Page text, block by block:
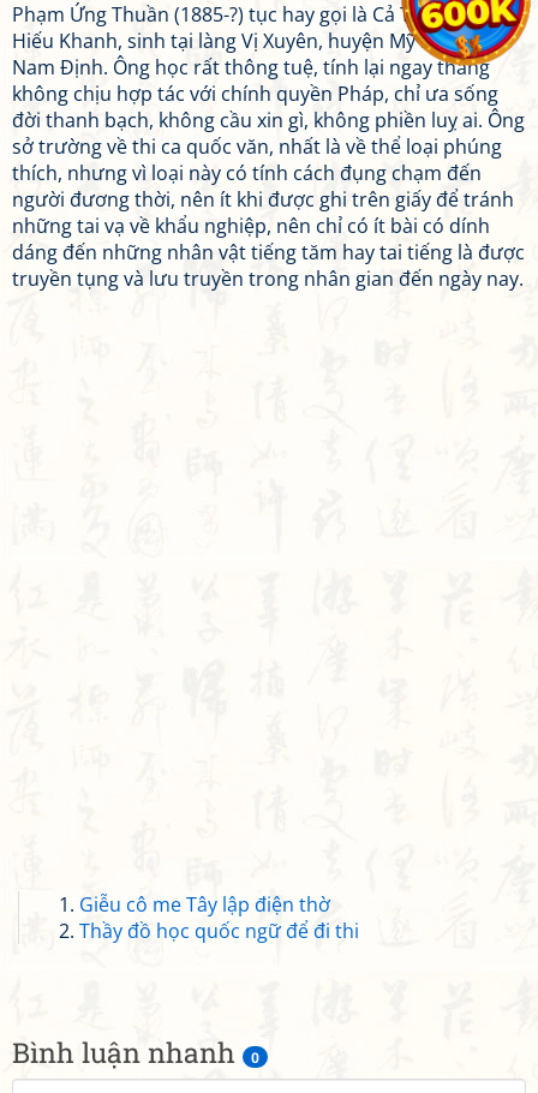
Bình luận nhanh 0
Phạm Ứng Thuần (1885-?) tục hay gọi là Cả Thuần, tự
Hiếu Khanh, sinh tại làng Vị Xuyên, huyện Mỹ Lộc, tỉnh
Nam Định. Ông học rất thông tuệ, tính lại ngay thẳng
không chịu hợp tác với chính quyền Pháp, chỉ ưa sống
đời thanh bạch, không cầu xin gì, không phiền luỵ ai. Ông
sở trường về thi ca quốc văn, nhất là về thể loại phúng
thích, nhưng vì loại này có tính cách đụng chạm đến
người đương thời, nên ít khi được ghi trên giấy để tránh
những tai vạ về khẩu nghiệp, nên chỉ có ít bài có dính
dáng đến những nhân vật tiếng tăm hay tai tiếng là được
truyền tụng và lưu truyền trong nhân gian đến ngày nay.
Giễu cô me Tây lập điện thờ
Thầy đồ học quốc ngữ để đi thi